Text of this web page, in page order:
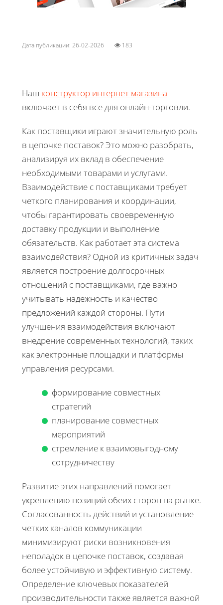
Дата публикации: 26-02-2026 183
Наш конструктор интернет магазина
включает в себя все для онлайн-торговли.
Как поставщики играют значительную роль
в цепочке поставок? Это можно разобрать,
анализируя их вклад в обеспечение
необходимыми товарами и услугами.
Взаимодействие с поставщиками требует
четкого планирования и координации,
чтобы гарантировать своевременную
доставку продукции и выполнение
обязательств. Как работает эта система
взаимодействия? Одной из критичных задач
является построение долгосрочных
отношений с поставщиками, где важно
учитывать надежность и качество
предложений каждой стороны. Пути
улучшения взаимодействия включают
внедрение современных технологий, таких
как электронные площадки и платформы
управления ресурсами.
формирование совместных
стратегий
планирование совместных
мероприятий
стремление к взаимовыгодному
сотрудничеству
Развитие этих направлений помогает
укреплению позиций обеих сторон на рынке.
Согласованность действий и установление
четких каналов коммуникации
минимизируют риски возникновения
неполадок в цепочке поставок, создавая
более устойчивую и эффективную систему.
Определение ключевых показателей
производительности также является важной